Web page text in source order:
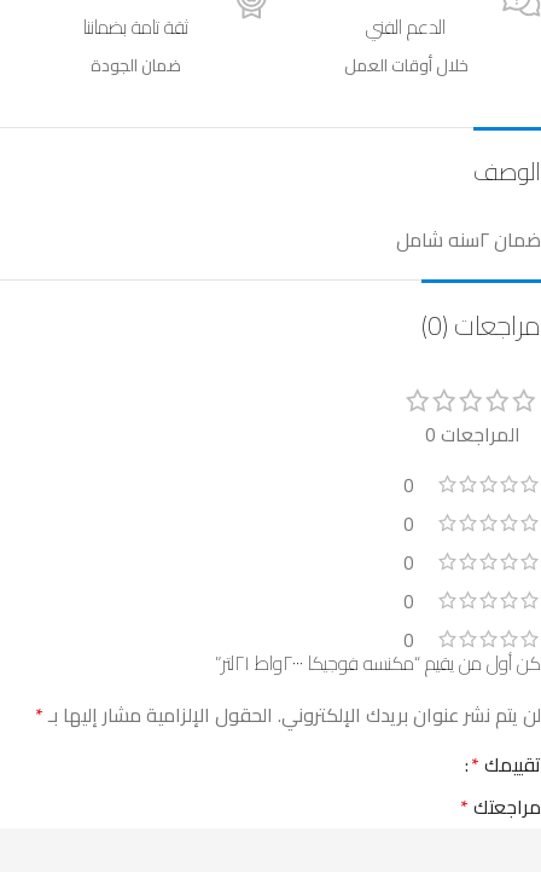
الدعم الفني
خلال أوقات العمل
ثقة تامة بضماننا
ضمان الجودة
الوصف
ضمان ٢سنه شامل
مراجعات (0)
المراجعات 0
0
0
0
0
0
كن أول من يقيم “مكنسه فوجيكا ٢٠٠٠واط ٢١لتر”
لن يتم نشر عنوان بريدك الإلكتروني. الحقول الإلزامية مشار إليها بـ*
تقييمك*
مراجعتك*